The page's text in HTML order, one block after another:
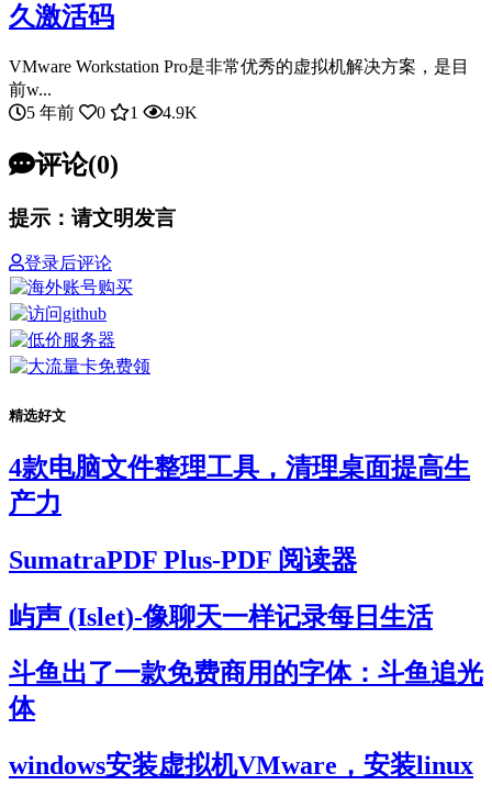
久激活码
VMware Workstation Pro是非常优秀的虚拟机解决方案，是目
前w...
5 年前
0 1 4.9K
评论(0)
提示：请文明发言
登录后评论
精选好文
4款电脑文件整理工具，清理桌面提高生
产力
SumatraPDF Plus-PDF 阅读器
屿声 (Islet)-像聊天一样记录每日生活
斗鱼出了一款免费商用的字体：斗鱼追光
体
windows安装虚拟机VMware，安装linux